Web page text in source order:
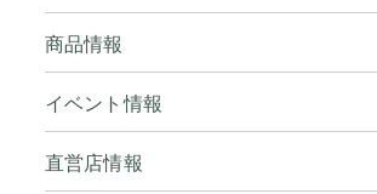
商品情報
イベント情報
直営店情報